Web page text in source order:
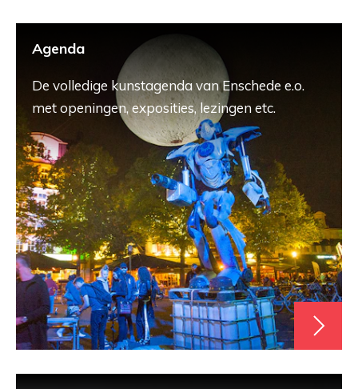
Agenda
De volledige kunstagenda van Enschede e.o.
met openingen, exposities, lezingen etc.